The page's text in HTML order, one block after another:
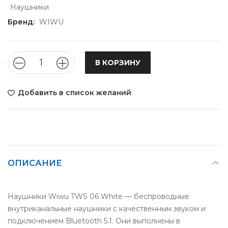
Наушники
Бренд: WIWU
В КОРЗИНУ
Добавить в список желаний
ОПИСАНИЕ
Наушники Wiwu TWS 06 White — беспроводные
внутриканальные наушники с качественным звуком и
подключением Bluetooth 5.1. Они выполнены в